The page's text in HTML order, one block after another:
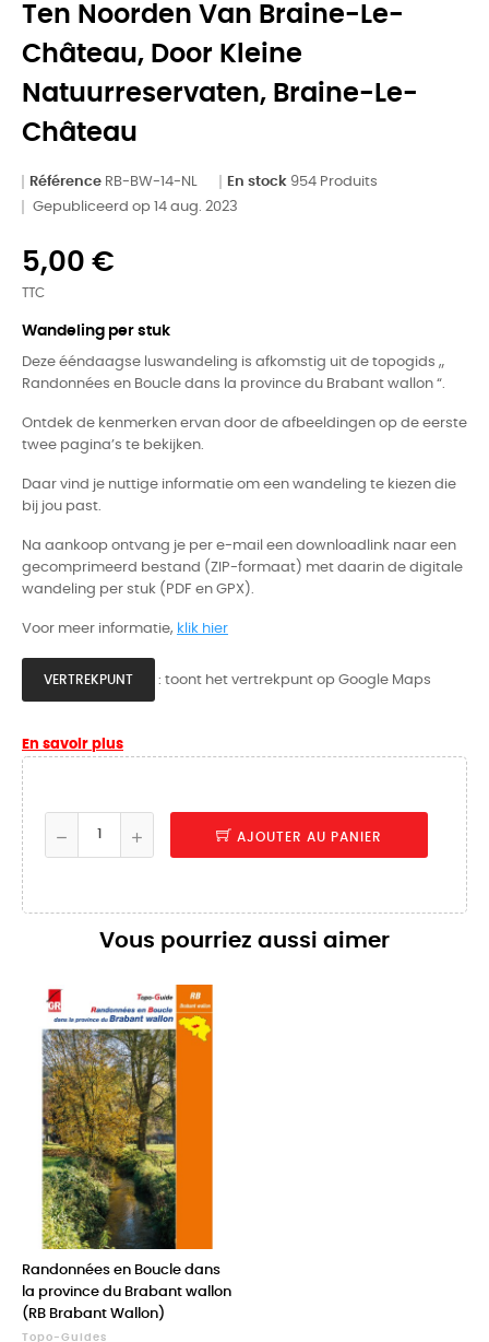
Ten Noorden Van Braine-Le-
Château, Door Kleine
Natuurreservaten, Braine-Le-
Château
Référence RB-BW-14-NL En stock 954 Produits
Gepubliceerd op 14 aug. 2023
5,00 €
TTC
Wandeling per stuk
Deze ééndaagse luswandeling is afkomstig uit de topogids „
Randonnées en Boucle dans la province du Brabant wallon “.
Ontdek de kenmerken ervan door de afbeeldingen op de eerste
twee pagina’s te bekijken.
Daar vind je nuttige informatie om een wandeling te kiezen die
bij jou past.
Na aankoop ontvang je per e-mail een downloadlink naar een
gecomprimeerd bestand (ZIP-formaat) met daarin de digitale
wandeling per stuk (PDF en GPX).
Voor meer informatie, klik hier
VERTREKPUNT : toont het vertrekpunt op Google Maps
En savoir plus
AJOUTER AU PANIER
Vous pourriez aussi aimer
Randonnées en Boucle dans
la province du Brabant wallon
(RB Brabant Wallon)
Topo-Guides